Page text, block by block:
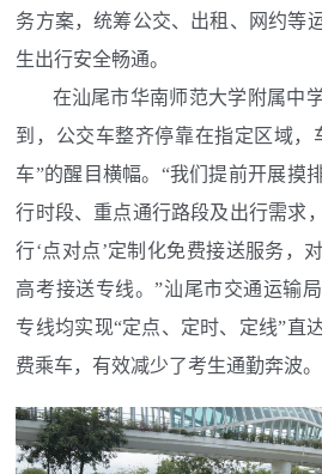
务方案，统筹公交、出租、网约等
生出行安全畅通。
在汕尾市华南师范大学附属中学
到，公交车整齐停靠在指定区域，
车”的醒目横幅。“我们提前开展摸
行时段、重点通行路段及出行需求
行‘点对点’定制化免费接送服务，
高考接送专线。”汕尾市交通运输
专线均实现“定点、定时、定线”直
费乘车，有效减少了考生通勤奔波。